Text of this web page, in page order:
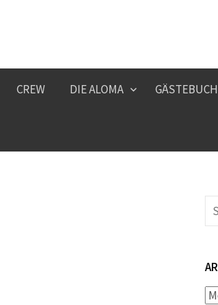
CREW DIE ALOMA GÄSTEBUCH